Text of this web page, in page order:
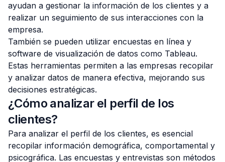
ayudan a gestionar la información de los clientes y a
realizar un seguimiento de sus interacciones con la
empresa.
También se pueden utilizar encuestas en línea y
software de visualización de datos como Tableau.
Estas herramientas permiten a las empresas recopilar
y analizar datos de manera efectiva, mejorando sus
decisiones estratégicas.
¿Cómo analizar el perfil de los
clientes?
Para analizar el perfil de los clientes, es esencial
recopilar información demográfica, comportamental y
psicográfica. Las encuestas y entrevistas son métodos